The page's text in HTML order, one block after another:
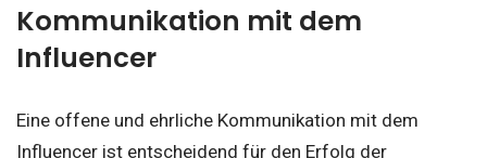
Kommunikation mit dem
Influencer
Eine offene und ehrliche Kommunikation mit dem
Influencer ist entscheidend für den Erfolg der